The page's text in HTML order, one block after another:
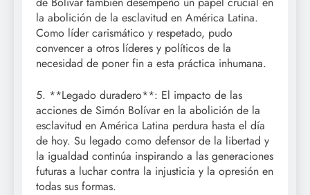
la abolición de la esclavitud en América Latina.
Como líder carismático y respetado, pudo
convencer a otros líderes y políticos de la
necesidad de poner fin a esta práctica inhumana.
5. **Legado duradero**: El impacto de las
acciones de Simón Bolívar en la abolición de la
esclavitud en América Latina perdura hasta el día
de hoy. Su legado como defensor de la libertad y
la igualdad continúa inspirando a las generaciones
futuras a luchar contra la injusticia y la opresión en
todas sus formas.